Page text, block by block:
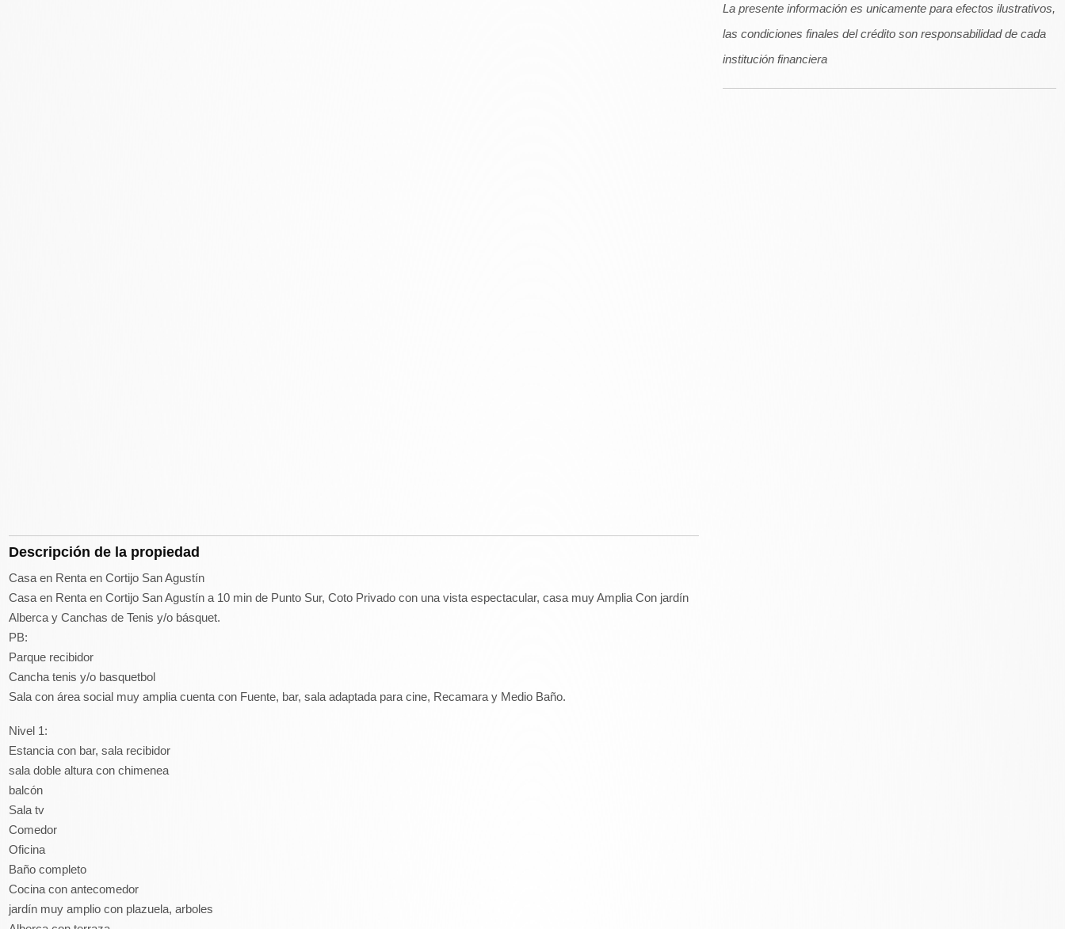
Descripción de la propiedad
Casa en Renta en Cortijo San Agustín
Casa en Renta en Cortijo San Agustín a 10 min de Punto Sur, Coto Privado con una vista espectacular, casa muy Amplia Con jardín
Alberca y Canchas de Tenis y/o básquet.
PB:
Parque recibidor
Cancha tenis y/o basquetbol
Sala con área social muy amplia cuenta con Fuente, bar, sala adaptada para cine, Recamara y Medio Baño.
Nivel 1:
Estancia con bar, sala recibidor
sala doble altura con chimenea
balcón
Sala tv
Comedor
Oficina
Baño completo
Cocina con antecomedor
jardín muy amplio con plazuela, arboles
La presente información es unicamente para efectos ilustrativos,
las condiciones finales del crédito son responsabilidad de cada
institución financiera